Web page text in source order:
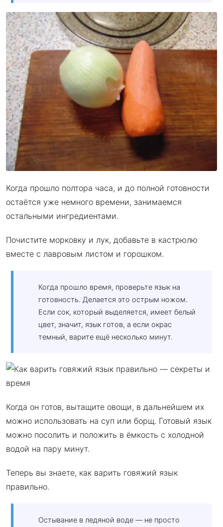
Когда прошло полтора часа, и до полной готовности
остаётся уже немного времени, занимаемся
остальными ингредиентами.
Почистите морковку и лук, добавьте в кастрюлю
вместе с лавровым листом и горошком.
Когда прошло время, проверьте язык на
готовность. Делается это острым ножом.
Если сок, который выделяется, имеет белый
цвет, значит, язык готов, а если окрас
темный, варите ещё несколько минут.
Когда он готов, вытащите овощи, в дальнейшем их
можно использовать на суп или борщ. Готовый язык
можно посолить и положить в ёмкость с холодной
водой на пару минут.
Теперь вы знаете, как варить говяжий язык
правильно.
Остывание в ледяной воде — не просто